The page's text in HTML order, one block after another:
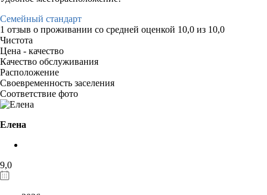
Семейный стандарт
1 отзыв о проживании со средней оценкой 10,0 из 10,0
Чистота
Цена - качество
Качество обслуживания
Расположение
Своевременность заселения
Соответствие фото
Елена
9,0